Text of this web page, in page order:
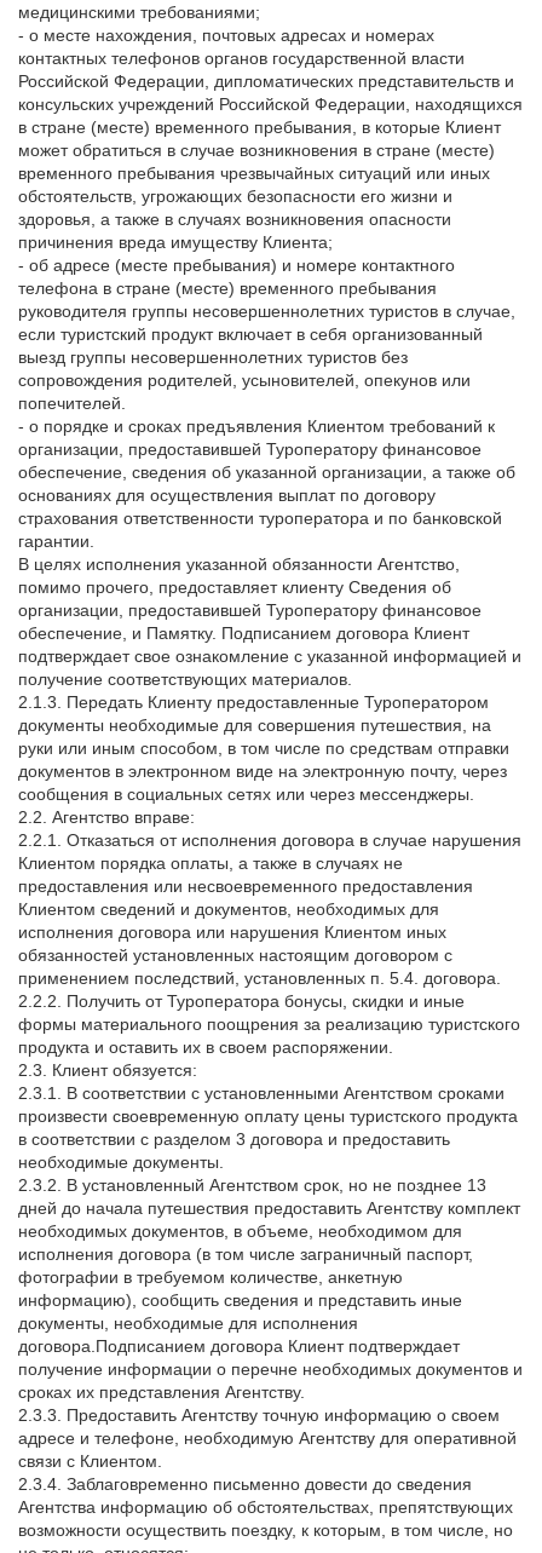
медицинскими требованиями;
- о месте нахождения, почтовых адресах и номерах
контактных телефонов органов государственной власти
Российской Федерации, дипломатических представительств и
консульских учреждений Российской Федерации, находящихся
в стране (месте) временного пребывания, в которые Клиент
может обратиться в случае возникновения в стране (месте)
временного пребывания чрезвычайных ситуаций или иных
обстоятельств, угрожающих безопасности его жизни и
здоровья, а также в случаях возникновения опасности
причинения вреда имуществу Клиента;
- об адресе (месте пребывания) и номере контактного
телефона в стране (месте) временного пребывания
руководителя группы несовершеннолетних туристов в случае,
если туристский продукт включает в себя организованный
выезд группы несовершеннолетних туристов без
сопровождения родителей, усыновителей, опекунов или
попечителей.
- о порядке и сроках предъявления Клиентом требований к
организации, предоставившей Туроператору финансовое
обеспечение, сведения об указанной организации, а также об
основаниях для осуществления выплат по договору
страхования ответственности туроператора и по банковской
гарантии.
В целях исполнения указанной обязанности Агентство,
помимо прочего, предоставляет клиенту Сведения об
организации, предоставившей Туроператору финансовое
обеспечение, и Памятку. Подписанием договора Клиент
подтверждает свое ознакомление с указанной информацией и
получение соответствующих материалов.
2.1.3. Передать Клиенту предоставленные Туроператором
документы необходимые для совершения путешествия, на
руки или иным способом, в том числе по средствам отправки
документов в электронном виде на электронную почту, через
сообщения в социальных сетях или через мессенджеры.
2.2. Агентство вправе:
2.2.1. Отказаться от исполнения договора в случае нарушения
Клиентом порядка оплаты, а также в случаях не
предоставления или несвоевременного предоставления
Клиентом сведений и документов, необходимых для
исполнения договора или нарушения Клиентом иных
обязанностей установленных настоящим договором с
применением последствий, установленных п. 5.4. договора.
2.2.2. Получить от Туроператора бонусы, скидки и иные
формы материального поощрения за реализацию туристского
продукта и оставить их в своем распоряжении.
2.3. Клиент обязуется:
2.3.1. В соответствии с установленными Агентством сроками
произвести своевременную оплату цены туристского продукта
в соответствии с разделом 3 договора и предоставить
необходимые документы.
2.3.2. В установленный Агентством срок, но не позднее 13
дней до начала путешествия предоставить Агентству комплект
необходимых документов, в объеме, необходимом для
исполнения договора (в том числе заграничный паспорт,
фотографии в требуемом количестве, анкетную
информацию), сообщить сведения и представить иные
документы, необходимые для исполнения
договора.Подписанием договора Клиент подтверждает
получение информации о перечне необходимых документов и
сроках их представления Агентству.
2.3.3. Предоставить Агентству точную информацию о своем
адресе и телефоне, необходимую Агентству для оперативной
связи с Клиентом.
2.3.4. Заблаговременно письменно довести до сведения
Агентства информацию об обстоятельствах, препятствующих
возможности осуществить поездку, к которым, в том числе, но